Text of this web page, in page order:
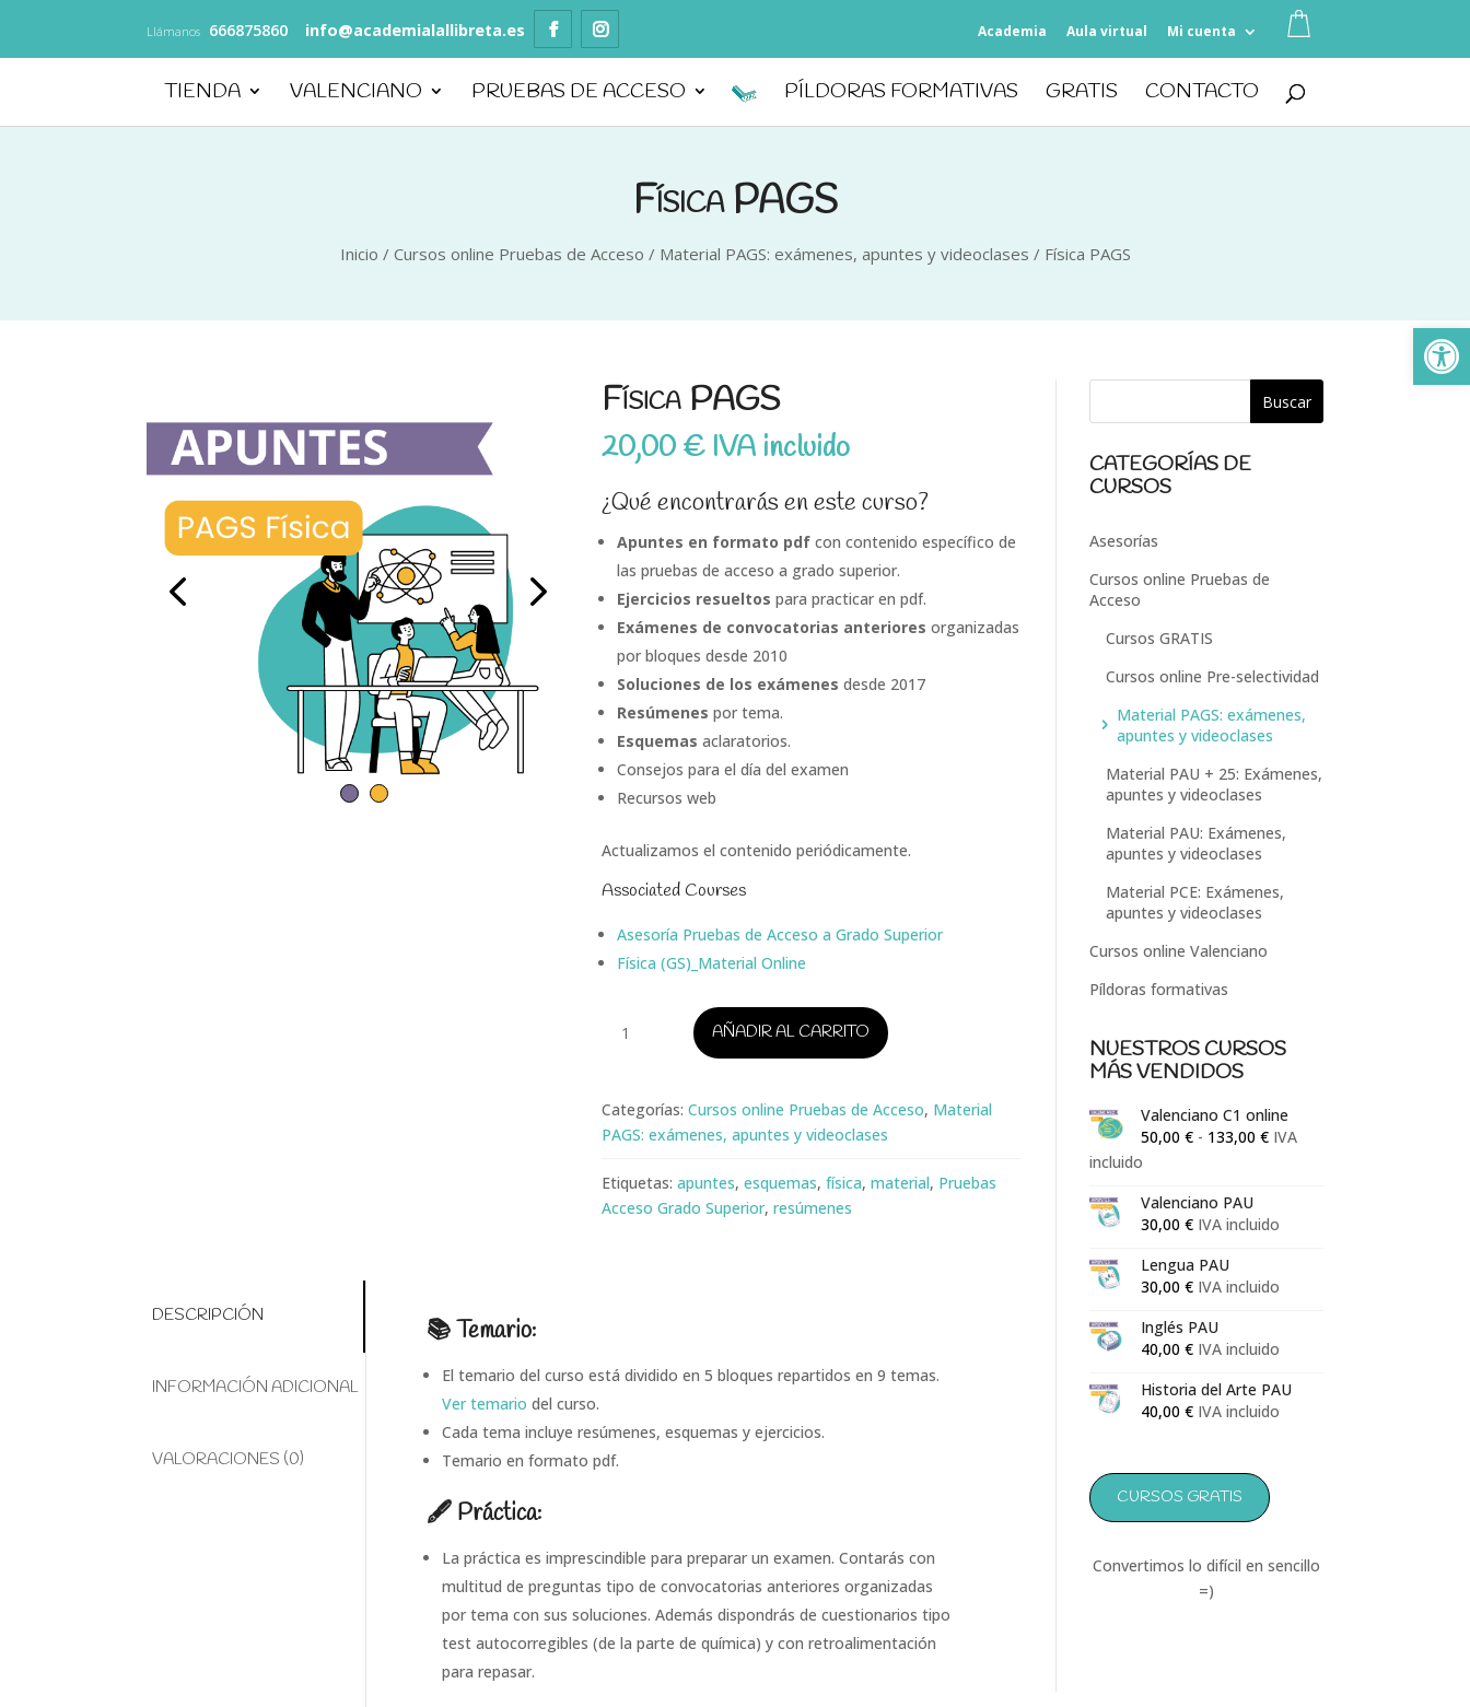
Llámanos 666875860 info@academialallibreta.es Academia Aula virtual Mi cuenta
TIENDA VALENCIANO PRUEBAS DE ACCESO PÍLDORAS FORMATIVAS GRATIS CONTACTO
Física PAGS
Inicio / Cursos online Pruebas de Acceso / Material PAGS: exámenes, apuntes y videoclases / Física PAGS
Física PAGS
20,00 € IVA incluido
¿Qué encontrarás en este curso?
Apuntes en formato pdf con contenido específico de
las pruebas de acceso a grado superior.
Ejercicios resueltos para practicar en pdf.
Exámenes de convocatorias anteriores organizadas
por bloques desde 2010
Soluciones de los exámenes desde 2017
Resúmenes por tema.
Esquemas aclaratorios.
Consejos para el día del examen
Recursos web
Actualizamos el contenido periódicamente.
Associated Courses
Asesoría Pruebas de Acceso a Grado Superior
Física (GS)_Material Online
PAGS
AÑADIR AL CARRITO
Categorías: Cursos online Pruebas de Acceso, Material
PAGS: exámenes, apuntes y videoclases
Etiquetas: apuntes, esquemas, física, material, Pruebas
Acceso Grado Superior, resúmenes
DESCRIPCIÓN
INFORMACIÓN ADICIONAL
VALORACIONES (0)
📚 Temario:
El temario del curso está dividido en 5 bloques repartidos en 9 temas.
Ver temario del curso.
Cada tema incluye resúmenes, esquemas y ejercicios.
Temario en formato pdf.
🖋 Práctica:
La práctica es imprescindible para preparar un examen. Contarás con
multitud de preguntas tipo de convocatorias anteriores organizadas
por tema con sus soluciones. Además dispondrás de cuestionarios tipo
test autocorregibles (de la parte de química) y con retroalimentación
para repasar.
CATEGORÍAS DE
CURSOS
Asesorías
Cursos online Pruebas de
Acceso
Cursos GRATIS
Cursos online Pre-selectividad
Material PAGS: exámenes,
apuntes y videoclases
Material PAU + 25: Exámenes,
apuntes y videoclases
Material PAU: Exámenes,
apuntes y videoclases
Material PCE: Exámenes,
apuntes y videoclases
Cursos online Valenciano
Píldoras formativas
NUESTROS CURSOS
MÁS VENDIDOS
Valenciano C1 online
50,00 € - 133,00 €Rango
50,00 €
133,00 €
IVA
incluido
Valenciano PAU
30,00 € IVA incluido
Lengua PAU
30,00 € IVA incluido
Inglés PAU
40,00 € IVA incluido
Historia del Arte PAU
40,00 € IVA incluido
CURSOS GRATIS
Convertimos lo difícil en sencillo
=)